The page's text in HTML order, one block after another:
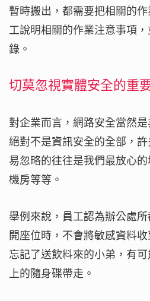
暫時搬出，都需要把相關的
工說明相關的作業注意事項
錄。
切莫忽視實體安全的重
對企業而言，網路安全當然
絕對不是資訊安全的全部，
易忽略的往往是我們最放心
機房等等。
舉例來說，員工認為辦公處
開座位時，不會將敏感資料
忘記了送飲料來的小弟，有
上的隨身碟帶走。